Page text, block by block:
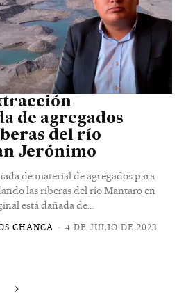
de agregados
del río
Jerónimo
de material de agregados para
las riberas del río Mantaro en
está dañada de...
CHANCA - 4 DE JULIO DE 2023